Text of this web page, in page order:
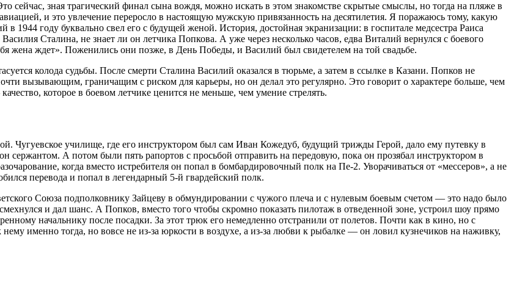
сейчас, зная трагический финал сына вождя, можно искать в этом знакомстве скрытые смыслы, но тогда на пляже в
и это увлечение переросло в настоящую мужскую привязанность на десятилетия. Я поражаюсь тому, какую
1944 году буквально свел его с будущей женой. История, достойная экранизации: в госпитале медсестра Раиса
Сталина, не знает ли он летчика Попкова. А уже через несколько часов, едва Виталий вернулся с боевого
жена ждет». Поженились они позже, в День Победы, и Василий был свидетелем на той свадьбе.
колода судьбы. После смерти Сталина Василий оказался в тюрьме, а затем в ссылке в Казани. Попков не
вызывающим, граничащим с риском для карьеры, но он делал это регулярно. Это говорит о характере больше, чем
которое в боевом летчике ценится не меньше, чем умение стрелять.
Чугуевское училище, где его инструктором был сам Иван Кожедуб, будущий трижды Герой, дало ему путевку в
сержантом. А потом были пять рапортов с просьбой отправить на передовую, пока он прозябал инструктором в
когда вместо истребителя он попал в бомбардировочный полк на Пе-2. Уворачиваться от «мессеров», а не
перевода и попал в легендарный 5-й гвардейский полк.
Союза подполковнику Зайцеву в обмундировании с чужого плеча и с нулевым боевым счетом — это надо было
и дал шанс. А Попков, вместо того чтобы скромно показать пилотаж в отведенной зоне, устроил шоу прямо
начальнику после посадки. За этот трюк его немедленно отстранили от полетов. Почти как в кино, но с
именно тогда, но вовсе не из-за юркости в воздухе, а из-за любви к рыбалке — он ловил кузнечиков на наживку,